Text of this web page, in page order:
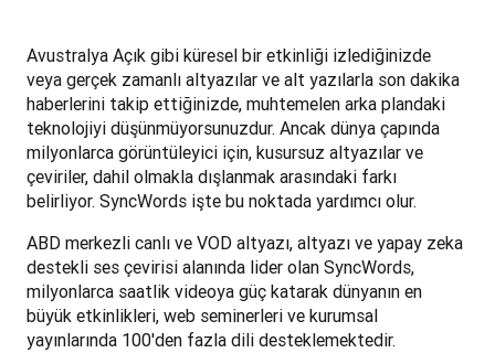
Avustralya Açık gibi küresel bir etkinliği izlediğinizde
veya gerçek zamanlı altyazılar ve alt yazılarla son dakika
haberlerini takip ettiğinizde, muhtemelen arka plandaki
teknolojiyi düşünmüyorsunuzdur. Ancak dünya çapında
milyonlarca görüntüleyici için, kusursuz altyazılar ve
çeviriler, dahil olmakla dışlanmak arasındaki farkı
belirliyor. SyncWords işte bu noktada yardımcı olur.
ABD merkezli canlı ve VOD altyazı, altyazı ve yapay zeka
destekli ses çevirisi alanında lider olan SyncWords,
milyonlarca saatlik videoya güç katarak dünyanın en
büyük etkinlikleri, web seminerleri ve kurumsal
yayınlarında 100'den fazla dili desteklemektedir.